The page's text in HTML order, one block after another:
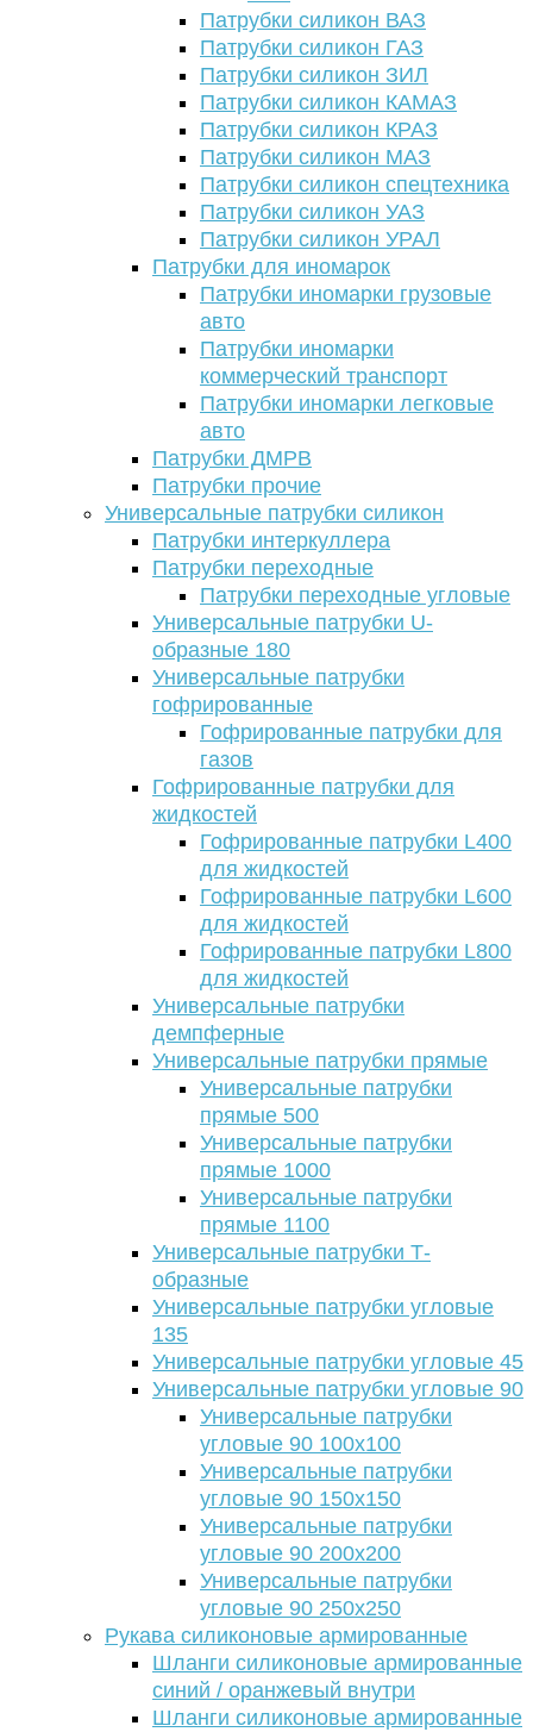
Патрубки силикон ВАЗ
Патрубки силикон ГАЗ
Патрубки силикон ЗИЛ
Патрубки силикон КАМАЗ
Патрубки силикон КРАЗ
Патрубки силикон МАЗ
Патрубки силикон спецтехника
Патрубки силикон УАЗ
Патрубки силикон УРАЛ
Патрубки для иномарок
Патрубки иномарки грузовые
авто
Патрубки иномарки
коммерческий транспорт
Патрубки иномарки легковые
авто
Патрубки ДМРВ
Патрубки прочие
Универсальные патрубки силикон
Патрубки интеркуллера
Патрубки переходные
Патрубки переходные угловые
Универсальные патрубки U-
образные 180
Универсальные патрубки
гофрированные
Гофрированные патрубки для
газов
Гофрированные патрубки для
жидкостей
Гофрированные патрубки L400
для жидкостей
Гофрированные патрубки L600
для жидкостей
Гофрированные патрубки L800
для жидкостей
Универсальные патрубки
демпферные
Универсальные патрубки прямые
Универсальные патрубки
прямые 500
Универсальные патрубки
прямые 1000
Универсальные патрубки
прямые 1100
Универсальные патрубки Т-
образные
Универсальные патрубки угловые
135
Универсальные патрубки угловые 45
Универсальные патрубки угловые 90
Универсальные патрубки
угловые 90 100х100
Универсальные патрубки
угловые 90 150х150
Универсальные патрубки
угловые 90 200х200
Универсальные патрубки
угловые 90 250х250
Рукава силиконовые армированные
Шланги силиконовые армированные
синий / оранжевый внутри
Шланги силиконовые армированные